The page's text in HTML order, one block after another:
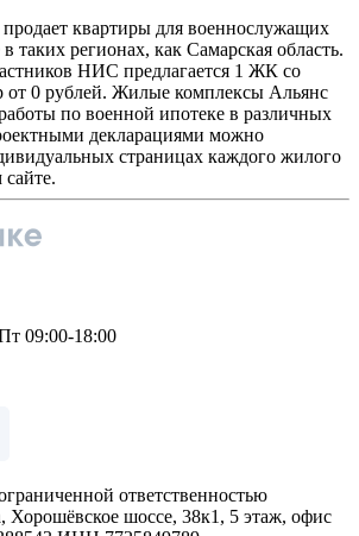
квартиры для военнослужащих
таких регионах, как Самарская область.
НИС предлагается 1 ЖК со
от 0 рублей. Жилые комплексы Альянс
по военной ипотеке в различных
декларациями можно
страницах каждого жилого
09:00-18:00
ответственностью
Хорошёвское шоссе, 38к1, 5 этаж, офис